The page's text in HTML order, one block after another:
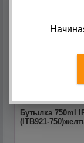
Бутылка 750ml
(ITB921-